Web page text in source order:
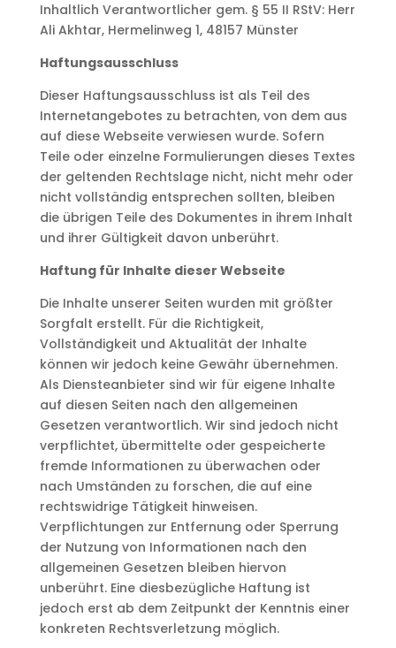
Inhaltlich Verantwortlicher gem. § 55 II RStV: Herr
Ali Akhtar, Hermelinweg 1, 48157 Münster
Haftungsausschluss
Dieser Haftungsausschluss ist als Teil des
Internetangebotes zu betrachten, von dem aus
auf diese Webseite verwiesen wurde. Sofern
Teile oder einzelne Formulierungen dieses Textes
der geltenden Rechtslage nicht, nicht mehr oder
nicht vollständig entsprechen sollten, bleiben
die übrigen Teile des Dokumentes in ihrem Inhalt
und ihrer Gültigkeit davon unberührt.
Haftung für Inhalte dieser Webseite
Die Inhalte unserer Seiten wurden mit größter
Sorgfalt erstellt. Für die Richtigkeit,
Vollständigkeit und Aktualität der Inhalte
können wir jedoch keine Gewähr übernehmen.
Als Diensteanbieter sind wir für eigene Inhalte
auf diesen Seiten nach den allgemeinen
Gesetzen verantwortlich. Wir sind jedoch nicht
verpflichtet, übermittelte oder gespeicherte
fremde Informationen zu überwachen oder
nach Umständen zu forschen, die auf eine
rechtswidrige Tätigkeit hinweisen.
Verpflichtungen zur Entfernung oder Sperrung
der Nutzung von Informationen nach den
allgemeinen Gesetzen bleiben hiervon
unberührt. Eine diesbezügliche Haftung ist
jedoch erst ab dem Zeitpunkt der Kenntnis einer
konkreten Rechtsverletzung möglich.